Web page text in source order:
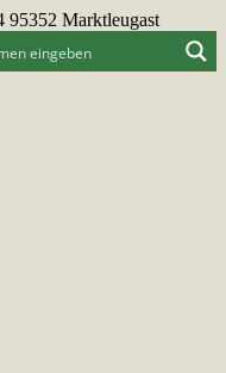
95352 Marktleugast